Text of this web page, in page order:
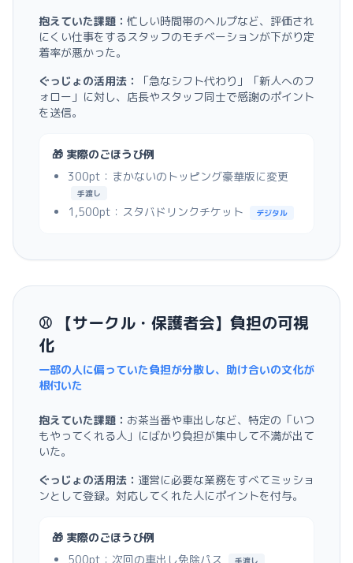
抱えていた課題： 忙しい時間帯のヘルプなど、評価され
にくい仕事をするスタッフのモチベーションが下がり定
着率が悪かった。
ぐっじょの活用法：
「急なシフト代わり」「新人へのフ
ォロー」に対し、店長やスタッフ同士で感謝のポイント
を送信。
🎁 実際のごほうび例
300pt：まかないのトッピング豪華版に変更
手渡し
1,500pt：スタバドリンクチケット デジタル
⚾️ 【サークル・保護者会】負担の可視
化
一部の人に偏っていた負担が分散し、助け合いの文化が
根付いた
抱えていた課題： お茶当番や車出しなど、特定の「いつ
もやってくれる人」にばかり負担が集中して不満が出て
いた。
ぐっじょの活用法： 運営に必要な業務をすべてミッショ
ンとして登録。対応してくれた人にポイントを付与。
🎁 実際のごほうび例
500pt：次回の車出し免除パス
手渡し